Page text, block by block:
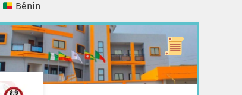
Bénin